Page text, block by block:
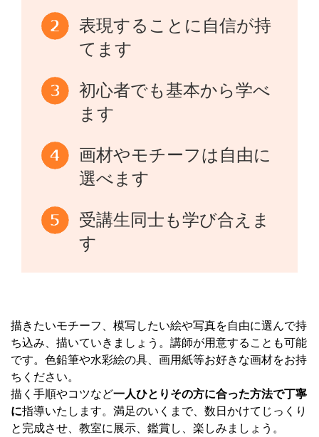
表現することに自信が持
てます
初心者でも基本から学べ
ます
画材やモチーフは自由に
選べます
受講生同士も学び合えま
す
描きたいモチーフ、模写したい絵や写真を自由に選んで持
ち込み、描いていきましょう。講師が用意することも可能
です。色鉛筆や水彩絵の具、画用紙等お好きな画材をお持
ちください。
描く手順やコツなど一人ひとりその方に合った方法で丁寧
に指導いたします。満足のいくまで、数日かけてじっくり
と完成させ、教室に展示、鑑賞し、楽しみましょう。